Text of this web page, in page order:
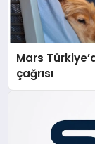
Mars
çağrısı